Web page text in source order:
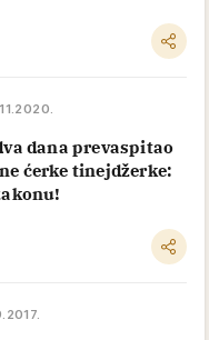
dana prevaspitao
ćerke tinejdžerke: